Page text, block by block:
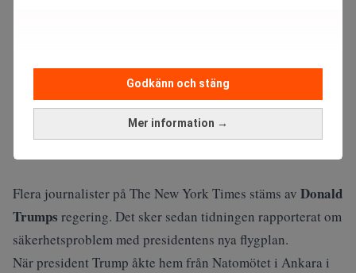
Mer information →
Godkänn och stäng
Flera journalister på The New York Times stäms av Donald
Trumps regering. Det sker sedan tidningen rapporterat om
säkerhetsproblem med presidentens nya flygplan.
När president Trump åkte hem från Natomötet i Ankara i